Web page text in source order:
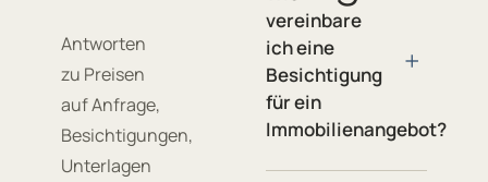
Antworten
zu Preisen
auf Anfrage,
Besichtigungen,
Unterlagen
vereinbare
ich eine
Besichtigung
für ein
Immobilienangebot?
+